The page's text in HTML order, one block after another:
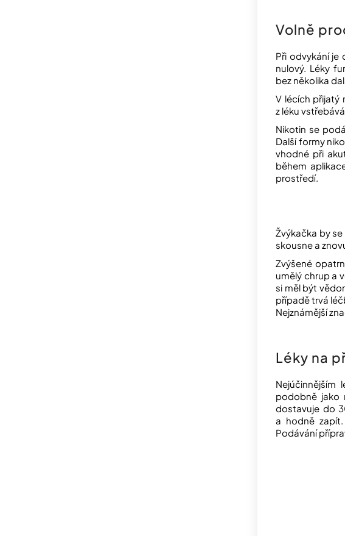
Volně
Při odvykání je
nulový. Léky
bez několika
V lécích přijatý
z léku
Nikotin se
Další formy
vhodné při
během
prostředí.
Žvýkačka by
skousne a
Zvýšené
umělý chrup a
si měl být
případě trvá
Nejznámější
Léky na
Nejúčinnějším
podobně jako
dostavuje do
a hodně
Podávání